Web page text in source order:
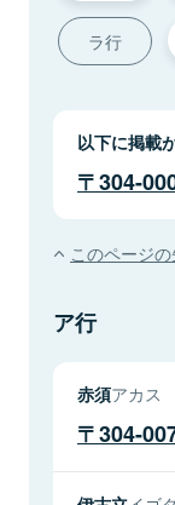
ラ行
以下に掲載
304-
このページ
ア行
赤須アカス
304-